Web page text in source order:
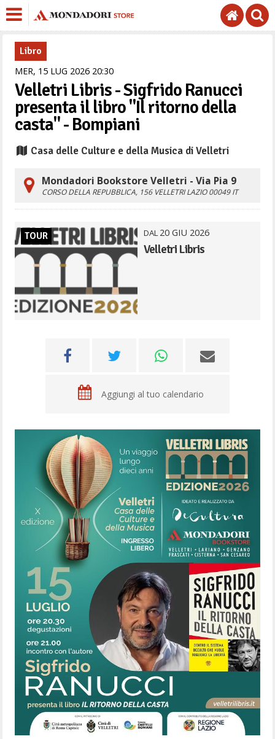
Libro
MER, 15 LUG 2026 2030
Velletri Libris - Sigfrido Ranucci
presenta il libro "Il ritorno della
casta" - Bompiani
Casa delle Culture e della Musica di Velletri
Mondadori Bookstore Velletri - Via Pia 9
CORSO DELLA REPUBBLICA, 156 VELLETRI LAZIO 00049 IT
TOUR DAL20 GIU 2026
Velletri Libris
Aggiungi al tuo calendario